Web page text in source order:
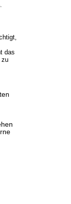
das
zu